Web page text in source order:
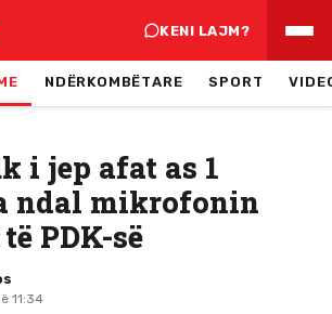
KENI LAJM?
NDËRKOMBËTARE SPORT
i jep afat as 1
ndal mikrofonin
PDK-së
11:34